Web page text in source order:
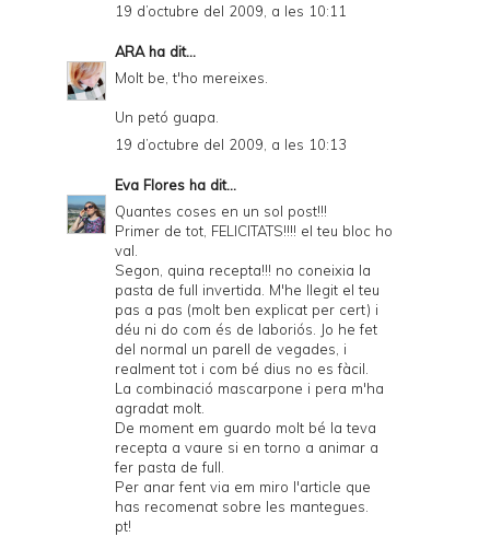
19 d’octubre del 2009, a les 10:11
ARAha dit...
Molt be, t'ho mereixes.
Un petó guapa.
19 d’octubre del 2009, a les 10:13
Eva Flores ha dit...
Quantes coses en un sol post!!!
Primer de tot, FELICITATS!!!! el teu bloc ho
val.
Segon, quina recepta!!! no coneixia la
pasta de full invertida. M'he llegit el teu
pas a pas (molt ben explicat per cert) i
déu ni do com és de laboriós. Jo he fet
del normal un parell de vegades, i
realment tot i com bé dius no es fàcil.
La combinació mascarpone i pera m'ha
agradat molt.
De moment em guardo molt bé la teva
recepta a vaure si en torno a animar a
fer pasta de full.
Per anar fent via em miro l'article que
has recomenat sobre les mantegues.
pt!